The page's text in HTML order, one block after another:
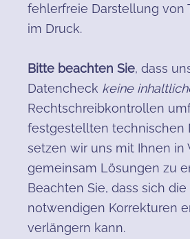
fehlerfreie Darstellung von
im Druck.
Bitte beachten Sie, dass
Datencheck keine
Rechtschreibkontrollen
festgestellten technischen
setzen wir uns mit Ihnen in
gemeinsam Lösungen zu
Beachten Sie, dass sich
notwendigen Korrekturen
verlängern kann.